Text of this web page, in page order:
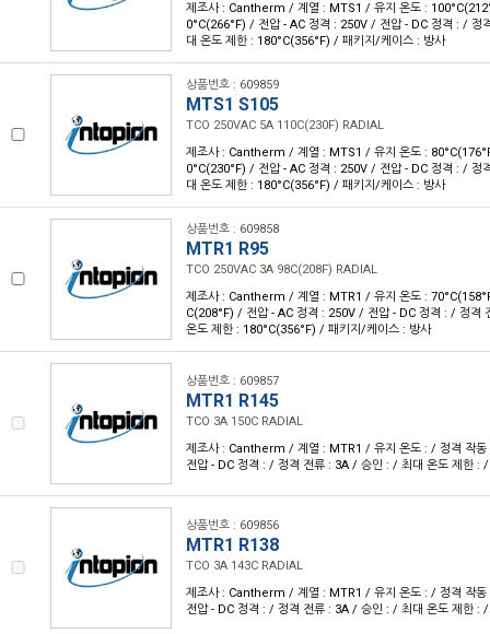
제조사 : Cantherm / 계열 : MTS1 / 유지 온도 :
0°C(266°F) / 전압 - AC 정격 : 250V / 전압 - DC 정격 : / 정
대 온도 제한 : 180°C(356°F) / 패키지/케이스 : 방사
상품번호 : 609859
MTS1 S105
TCO 250VAC 5A 110C(230F) RADIAL
제조사 : Cantherm / 계열 : MTS1 / 유지 온도 :
0°C(230°F) / 전압 - AC 정격 : 250V / 전압 - DC 정격 : / 정
대 온도 제한 : 180°C(356°F) / 패키지/케이스 : 방사
상품번호 : 609858
MTR1 R95
TCO 250VAC 3A 98C(208F) RADIAL
제조사 : Cantherm / 계열 : MTR1 / 유지 온도 :
C(208°F) / 전압 - AC 정격 : 250V / 전압 - DC 정격 : / 정격
온도 제한 : 180°C(356°F) / 패키지/케이스 : 방사
상품번호 : 609857
MTR1 R145
TCO 3A 150C RADIAL
제조사 : Cantherm / 계열 : MTR1 / 유지 온도 : / 정격 작동
전압 - DC 정격 : / 정격 전류 : 3A / 승인 : / 최대 온도 제한 :
상품번호 : 609856
MTR1 R138
TCO 3A 143C RADIAL
제조사 : Cantherm / 계열 : MTR1 / 유지 온도 : / 정격 작동
전압 - DC 정격 : / 정격 전류 : 3A / 승인 : / 최대 온도 제한 :